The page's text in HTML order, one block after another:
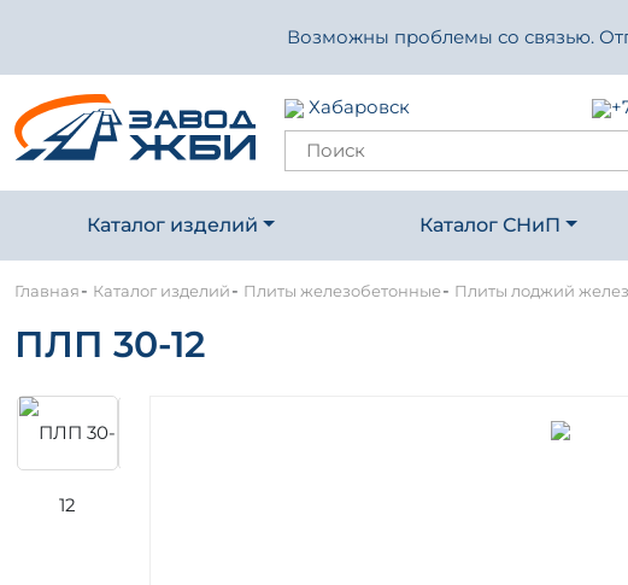
Возможны проблемы со связью.
Хабаровск
Каталог изделий Каталог СНиП
Главная- Каталог изделий- Плиты железобетонные- Плиты лоджий
ПЛП 30-12